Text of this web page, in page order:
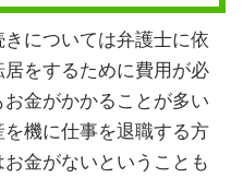
については弁護士に依
をするために費用が必
金がかかることが多い
機に仕事を退職する方
金がないということも